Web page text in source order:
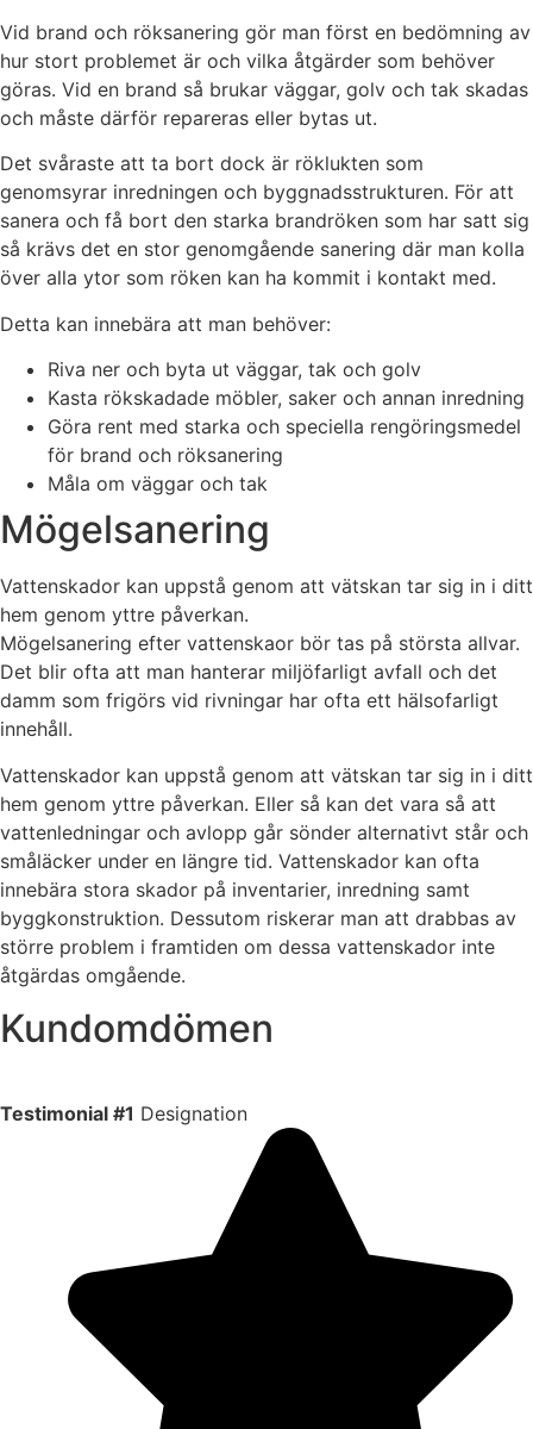
Vid brand och röksanering gör man först en bedömning av
hur stort problemet är och vilka åtgärder som behöver
göras. Vid en brand så brukar väggar, golv och tak skadas
och måste därför repareras eller bytas ut.
Det svåraste att ta bort dock är röklukten som
genomsyrar inredningen och byggnadsstrukturen. För att
sanera och få bort den starka brandröken som har satt sig
så krävs det en stor genomgående sanering där man kolla
över alla ytor som röken kan ha kommit i kontakt med.
Detta kan innebära att man behöver:
Riva ner och byta ut väggar, tak och golv
Kasta rökskadade möbler, saker och annan inredning
Göra rent med starka och speciella rengöringsmedel
för brand och röksanering
Måla om väggar och tak
Mögelsanering
Vattenskador kan uppstå genom att vätskan tar sig in i ditt
hem genom yttre påverkan.
Mögelsanering efter vattenskaor bör tas på största allvar.
Det blir ofta att man hanterar miljöfarligt avfall och det
damm som frigörs vid rivningar har ofta ett hälsofarligt
innehåll.
Vattenskador kan uppstå genom att vätskan tar sig in i ditt
hem genom yttre påverkan. Eller så kan det vara så att
vattenledningar och avlopp går sönder alternativt står och
småläcker under en längre tid. Vattenskador kan ofta
innebära stora skador på inventarier, inredning samt
byggkonstruktion. Dessutom riskerar man att drabbas av
större problem i framtiden om dessa vattenskador inte
åtgärdas omgående.
Kundomdömen
Testimonial #1 Designation